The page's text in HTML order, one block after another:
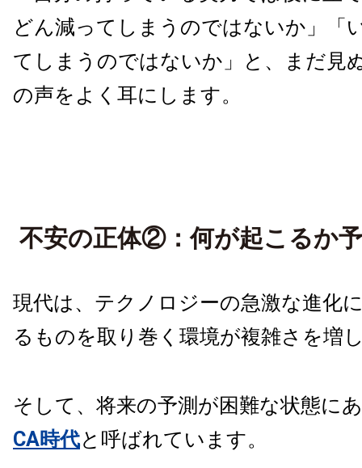
どん減ってしまうのではないか」「
てしまうのではないか」と、まだ見
の声をよく耳にします。
不安の正体②：何が起こるか
現代は、テクノロジーの急激な進化
るものを取り巻く環境が複雑さを増
そして、将来の予測が困難な状態に
CA時代と呼ばれています。